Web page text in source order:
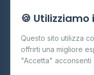
Contattaci
info@distributori-
🍪 Utilizziamo
Questo sito utilizza
offrirti una migliore
"Accetta" acconsenti